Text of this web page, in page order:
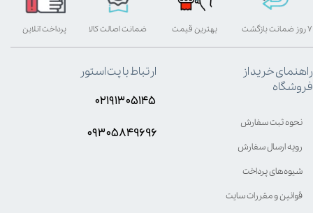
بهترین قیمت پرداخت آنلاین ۷ روز ضمانت بازگشت ضمانت اصالت کالا
راهنمای خرید از
فروشگاه
نحوه ثبت سفارش
رویه ارسال سفارش
شیوه‌های پرداخت
قوانین و مقررات سایت
ارتباط با پت استور
۰۲۱۹۱۳۰۵۱۴۵
۰۹۳۰۵8۴9696